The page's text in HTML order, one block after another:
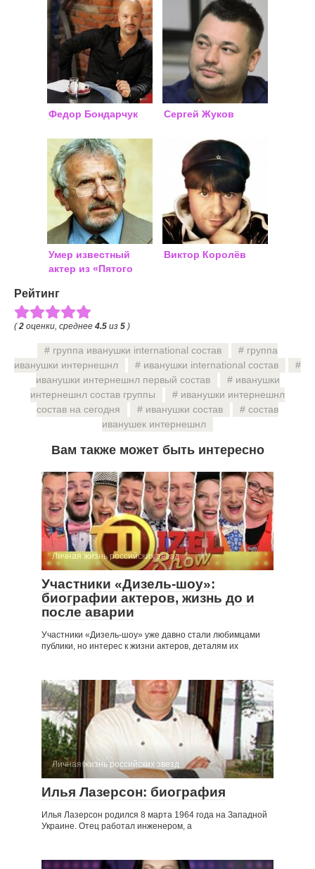
Федор Бондарчук Сергей Жуков
Умер известный
актер из «Пятого
Виктор Королёв
Рейтинг
(2 оценки, среднее 4.5 из 5 )
группа иванушки international состав
группа
иванушки интернешнл
иванушки international состав
иванушки интернешнл первый состав
иванушки
интернешнл состав группы
иванушки интернешнл
состав на сегодня
иванушки состав
состав
иванушек интернешнл
Вам также может быть интересно
Личная жизнь российских звезд
Участники «Дизель-шоу»:
биографии актеров, жизнь до и
после аварии
Участники «Дизель-шоу» уже давно стали любимцами
публики, но интерес к жизни актеров, деталям их
Личная жизнь российских звезд
Илья Лазерсон: биография
Илья Лазерсон родился 8 марта 1964 года на Западной
Украине. Отец работал инженером, а